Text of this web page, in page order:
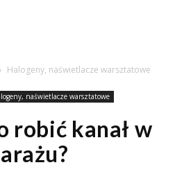
Halogeny, naświetlacze warsztatowe
naświetlacze warsztatowe
robić kanał w